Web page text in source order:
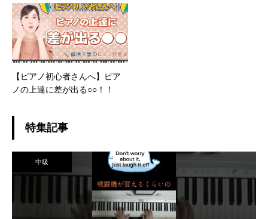
トリートピアノ
【ピアノ初心者さんへ】ピア
ノの上達に差が出る○○！！
特集記事
中級